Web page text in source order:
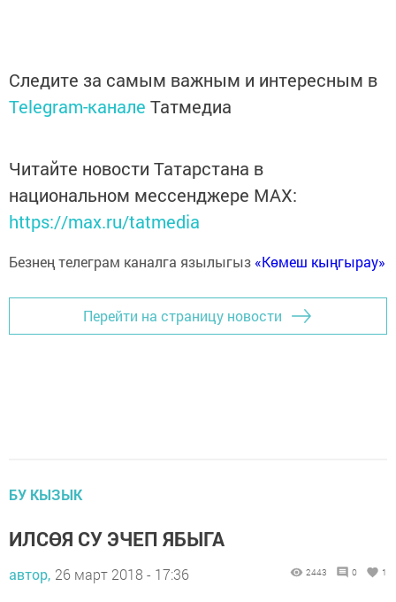
Следите за самым важным и интересным в
Telegram-канале Татмедиа
Читайте новости Татарстана в
национальном мессенджере MАХ:
https://max.ru/tatmedia
Безнең телеграм каналга язылыгыз «Көмеш кыңгырау»
Перейти на страницу новости
БУ КЫЗЫК
ИЛСӨЯ СУ ЭЧЕП ЯБЫГА
автор, 26 март 2018 - 17:36 2443 0 1